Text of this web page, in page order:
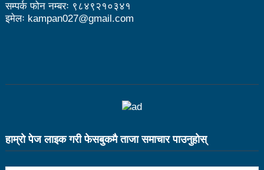
साहित्यकार नेपालको मुक्तकसंग्रह ‘मनीषा’ सार्वजनिक
सौर्य एयर दुर्घटनाः आफ्नै कर्मचारी लिएर पोखरा जाँदै थियो
जहाज
सम्पर्क फोन नम्बरः ९८४९२१०३४१
इमेलः kampan027@gmail.com
हाम्राे पेज लाइक गरी फेसबुकमै ताजा समाचार पाउनुहाेस्